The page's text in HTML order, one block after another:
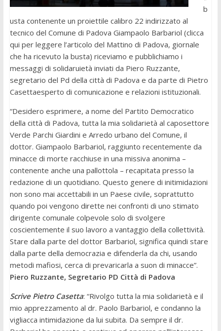
b
usta contenente un proiettile calibro 22 indirizzato al
tecnico del Comune di Padova Giampaolo Barbariol (clicca
qui per leggere l’articolo del Mattino di Padova, giornale
che ha ricevuto la busta) riceviamo e pubblichiamo i
messaggi di solidaruietà inviati da Piero Ruzzante,
segretario del Pd della città di Padova e da parte di Pietro
Casettaesperto di comunicazione e relazioni istituzionali.
“Desidero esprimere, a nome del Partito Democratico
della città di Padova, tutta la mia solidarietà al caposettore
Verde Parchi Giardini e Arredo urbano del Comune, il
dottor. Giampaolo Barbariol, raggiunto recentemente da
minacce di morte racchiuse in una missiva anonima –
contenente anche una pallottola – recapitata presso la
redazione di un quotidiano. Questo genere di initimidazioni
non sono mai accettabili in un Paese civile, soprattutto
quando poi vengono dirette nei confronti di uno stimato
dirigente comunale colpevole solo di svolgere
coscientemente il suo lavoro a vantaggio della collettività.
Stare dalla parte del dottor Barbariol, significa quindi stare
dalla parte della democrazia e difenderla da chi, usando
metodi mafiosi, cerca di prevaricarla a suon di minacce”.
Piero Ruzzante, Segretario PD Città di Padova
Scrive Pietro Casetta: “Rivolgo tutta la mia solidarietà e il
mio apprezzamento al dr. Paolo Barbariol, e condanno la
vigliacca intimidazione da lui subita. Da sempre il dr.